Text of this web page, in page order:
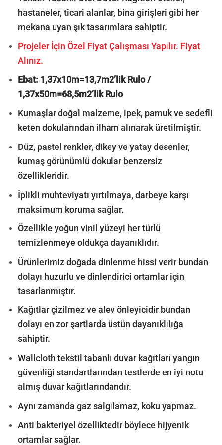
hastaneler, ticari alanlar, bina girişleri gibi her
mekana uyan şık tasarımlara sahiptir.
Projeler İçin Özel Fiyat Çalışması Yapılır. Fiyat
Alınız.
Ebat: 1,37x10m=13,7m2’lik Rulo /
1,37x50m=68,5m2’lik Rulo
Kumaşlar doğal malzeme, ipek, pamuk ve sedefli
keten dokularından ilham alınarak üretilmiştir.
Düz, pastel renkler, dikey ve yatay desenler,
kumaş görünümlü dokular benzersiz
özellikleridir.
İplikli muhteviyatı yırtılmaya, darbeye karşı
maksimum koruma sağlar.
Özellikle yoğun vinil yüzeyi her türlü
temizlenmeye oldukça dayanıklıdır.
Ürünlerimiz doğada dinlenme hissi verir bundan
dolayı huzurlu ve dinlendirici ortamlar için
tasarlanmıştır.
Kağıtlar çizilmez ve alev önleyicidir bundan
dolayı en zor şartlarda üstün dayanıklılığa
sahiptir.
Wallcloth tekstil tabanlı duvar kağıtları yangın
güvenliği standartlarından testlerde en iyi notu
almış duvar kağıtlarındandır.
Aynı zamanda gaz salgılamaz, koku yapmaz.
Anti bakteriyel özelliktedir böylece hijyenik
ortamlar sağlar.